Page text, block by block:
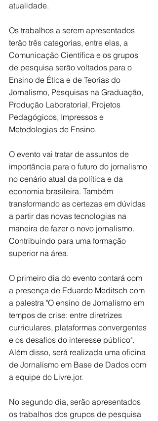
atualidade.
Os trabalhos a serem apresentados
terão três categorias, entre elas, a
Comunicação Científica e os grupos
de pesquisa serão voltados para o
Ensino de Ética e de Teorias do
Jornalismo, Pesquisas na Graduação,
Produção Laboratorial, Projetos
Pedagógicos, Impressos e
Metodologias de Ensino.
O evento vai tratar de assuntos de
importância para o futuro do jornalismo
no cenário atual da política e da
economia brasileira. Também
transformando as certezas em dúvidas
a partir das novas tecnologias na
maneira de fazer o novo jornalismo.
Contribuindo para uma formação
superior na área.
O primeiro dia do evento contará com
a presença de Eduardo Meditsch com
a palestra "O ensino de Jornalismo em
tempos de crise: entre diretrizes
curriculares, plataformas convergentes
e os desafios do interesse público".
Além disso, será realizada uma oficina
de Jornalismo em Base de Dados com
a equipe do Livre.jor.
No segundo dia, serão apresentados
os trabalhos dos grupos de pesquisa